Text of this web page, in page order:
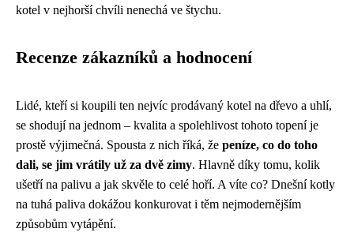
kotel v nejhorší chvíli nenechá ve štychu.
Recenze zákazníků a hodnocení
Lidé, kteří si koupili ten nejvíc prodávaný kotel na dřevo a uhlí,
se shodují na jednom – kvalita a spolehlivost tohoto topení je
prostě výjimečná. Spousta z nich říká, že peníze, co do toho
dali, se jim vrátily už za dvě zimy. Hlavně díky tomu, kolik
ušetří na palivu a jak skvěle to celé hoří. A víte co? Dnešní kotly
na tuhá paliva dokážou konkurovat i těm nejmodernějším
způsobům vytápění.